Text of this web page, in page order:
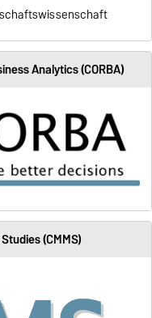
Analytics (CORBA)
(CMMS)